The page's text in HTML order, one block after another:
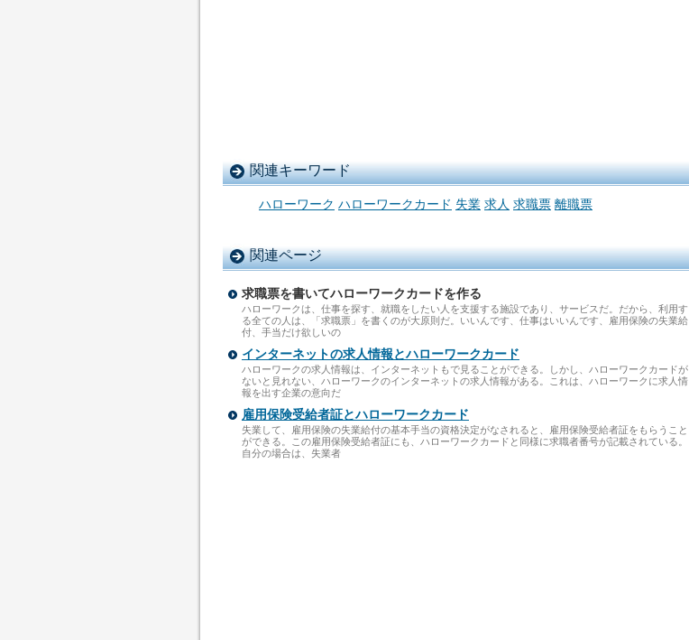
関連キーワード
ハローワーク ハローワークカード 失業 求人 求職票 離職票
関連ページ
求職票を書いてハローワークカードを作る
ハローワークは、仕事を探す、就職をしたい人を支援する施設であり、サービスだ。だから、利用す
る全ての人は、「求職票」を書くのが大原則だ。いいんです、仕事はいいんです、雇用保険の失業給
付、手当だけ欲しいの
インターネットの求人情報とハローワークカード
ハローワークの求人情報は、インターネットもで見ることができる。しかし、ハローワークカードが
ないと見れない、ハローワークのインターネットの求人情報がある。これは、ハローワークに求人情
報を出す企業の意向だ
雇用保険受給者証とハローワークカード
失業して、雇用保険の失業給付の基本手当の資格決定がなされると、雇用保険受給者証をもらうこと
ができる。この雇用保険受給者証にも、ハローワークカードと同様に求職者番号が記載されている。
自分の場合は、失業者